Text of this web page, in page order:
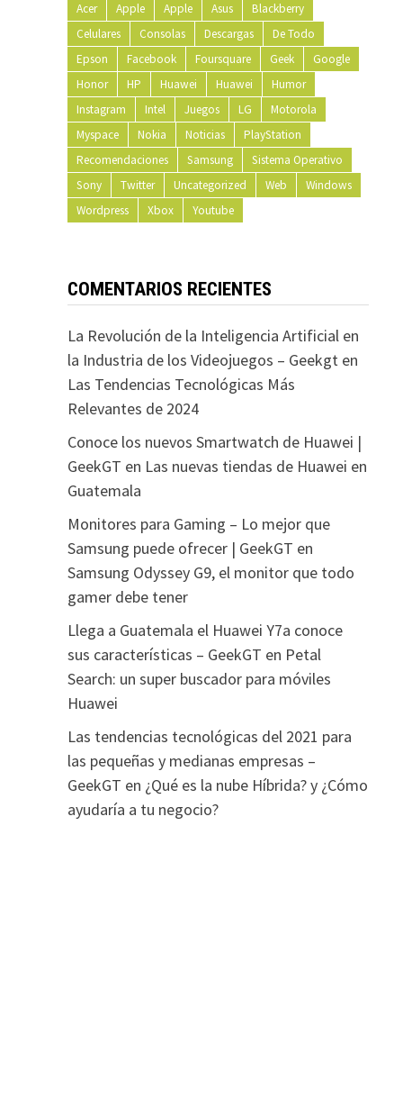
Acer Apple Apple Asus
Blackberry
Celulares
Consolas Descargas
De Todo
Epson
Facebook Foursquare Geek
Google
Honor
HP Huawei Huawei
Humor
Instagram
Intel Juegos LG
Motorola
Myspace
Nokia Noticias
PlayStation
Recomendaciones
Samsung
Sistema Operativo
Sony
Twitter Uncategorized Web
Windows
Wordpress
Xbox Youtube
COMENTARIOS RECIENTES
La Revolución de la Inteligencia Artificial en
la Industria de los Videojuegos – Geekgten
Las Tendencias Tecnológicas Más
Relevantes de 2024
Conoce los nuevos Smartwatch de Huawei |
GeekGT en Las nuevas tiendas de Huawei en
Guatemala
Monitores para Gaming – Lo mejor que
Samsung puede ofrecer | GeekGT en
Samsung Odyssey G9, el monitor que todo
gamer debe tener
Llega a Guatemala el Huawei Y7a conoce
sus características – GeekGT en Petal
Search: un super buscador para móviles
Huawei
Las tendencias tecnológicas del 2021 para
las pequeñas y medianas empresas –
GeekGT en ¿Qué es la nube Híbrida? y ¿Cómo
ayudaría a tu negocio?